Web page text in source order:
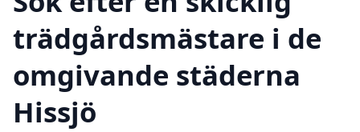
trädgårdsmästare i de
omgivande städerna
Hissjö